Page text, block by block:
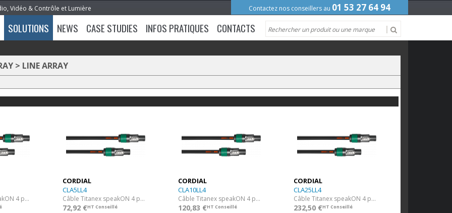
Vidéo & Contrôle et Lumière Contactez nos conseillers au 01 53 27 64 94
SOLUTIONS NEWS CASE STUDIES INFOS PRATIQUES CONTACTS
> LINE ARRAY
Câble Titanex speakON 4 points NEUTRIK 4 x 2,50 mm² - 75 cm
CORDIAL
CLA5LL4
Câble Titanex speakON 4 points NEUTRIK 4 x 2,50 mm² - 5 m
72,92 €HT Conseillé
CORDIAL
CLA10LL4
Câble Titanex speakON 4 points NEUTRIK 4 x 2,50 mm² - 10 m
120,83 €HT Conseillé
CORDIAL
CLA25LL4
Câble Titanex speakON 4 points NEUTRIK 4 x 2,50 mm² - 25 m
232,50 €HT Conseillé